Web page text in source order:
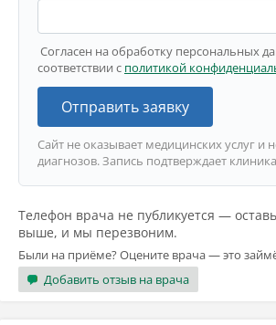
Согласен на обработку персональных
соответствии с политикой
Отправить заявку
Сайт не оказывает медицинских услуг и
диагнозов. Запись подтверждает
Телефон врача не публикуется —
выше, и мы перезвоним.
Были на приёме? Оцените врача — это
Добавить отзыв на врача